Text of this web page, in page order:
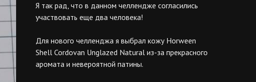
Я так рад, что в данном челлендже согласились
участвовать еще два человека!
Для нового челленджа я выбрал кожу Horween
Shell Cordovan Unglazed Natural из-за прекрасного
аромата и невероятной патины.